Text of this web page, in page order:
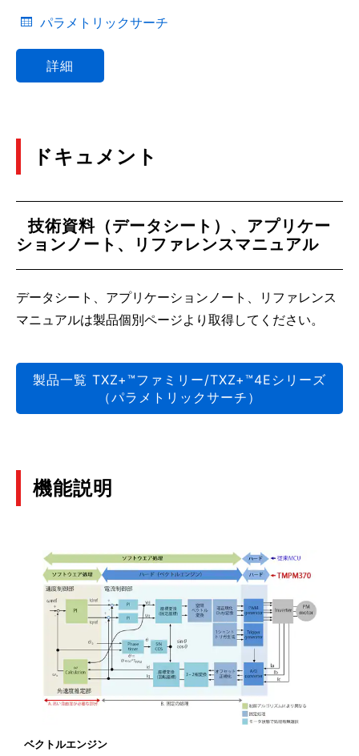
パラメトリックサーチ
詳細
ドキュメント
技術資料（データシート）、アプリケー
ションノート、リファレンスマニュアル
データシート、アプリケーションノート、リファレンス
マニュアルは製品個別ページより取得してください。
製品一覧 TXZ+™ファミリー/TXZ+™4Eシリーズ
（パラメトリックサーチ）
機能説明
ベクトルエンジン